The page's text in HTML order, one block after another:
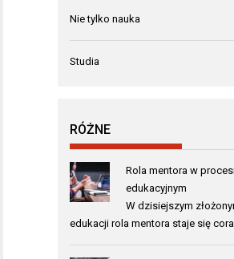
Nie tylko nauka
Studia
RÓŻNE
Rola mentora w
edukacyjnym
W dzisiejszym
edukacji rola mentora staje się